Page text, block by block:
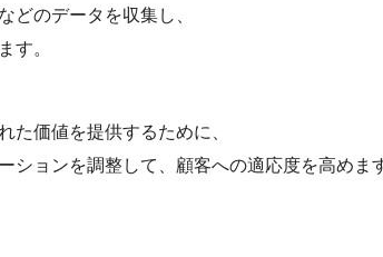
どのデータを収集し、
す。
た価値を提供するために、
ョンを調整して、顧客への適応度を高めます